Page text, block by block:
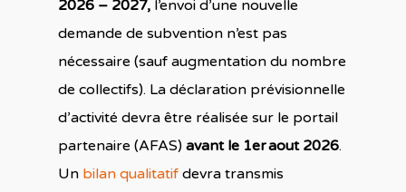
2026 – 2027, l’envoi d’une nouvelle
demande de subvention n’est pas
nécessaire (sauf augmentation du nombre
de collectifs). La déclaration prévisionnelle
d’activité devra être réalisée sur le portail
partenaire (AFAS) avant le 1er aout 2026.
Un bilan qualitatif devra transmis
Les outils
Les actions dans l’Ain